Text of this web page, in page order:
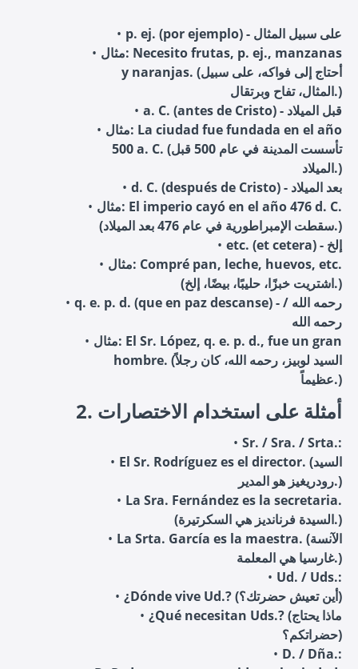
p. ej. (por ejemplo) - على سبيل المثال
مثال: Necesito frutas, p. ej., manzanas
y naranjas. (أحتاج إلى فواكه، على سبيل
المثال، تفاح وبرتقال.)
a. C. (antes de Cristo) - قبل الميلاد
مثال: La ciudad fue fundada en el año
500 a. C. (تأسست المدينة في عام 500 قبل
الميلاد.)
d. C. (después de Cristo) - بعد الميلاد
مثال: El imperio cayó en el año 476 d. C.
(سقطت الإمبراطورية في عام 476 بعد الميلاد.)
etc. (et cetera) - إلخ
مثال: Compré pan, leche, huevos, etc.
(اشتريت خبزًا، حليبًا، بيضًا، إلخ.)
q. e. p. d. (que en paz descanse) - رحمه الله /
رحمه الله
مثال: El Sr. López, q. e. p. d., fue un gran
hombre. (السيد لوبيز، رحمه الله، كان رجلاً
عظيماً.)
2. أمثلة على استخدام الاختصارات
Sr. / Sra. / Srta.:
El Sr. Rodríguez es el director. (السيد
رودريغيز هو المدير.)
La Sra. Fernández es la secretaria.
(السيدة فرنانديز هي السكرتيرة.)
La Srta. García es la maestra. (الآنسة
غارسيا هي المعلمة.)
Ud. / Uds.:
¿Dónde vive Ud.? (أين تعيش حضرتك؟)
¿Qué necesitan Uds.? (ماذا يحتاج
حضراتكم؟)
D. / Dña.: